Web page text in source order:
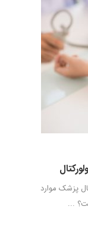
پزشک موارد
...